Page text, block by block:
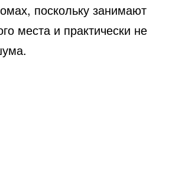
поскольку занимают
места и практически не